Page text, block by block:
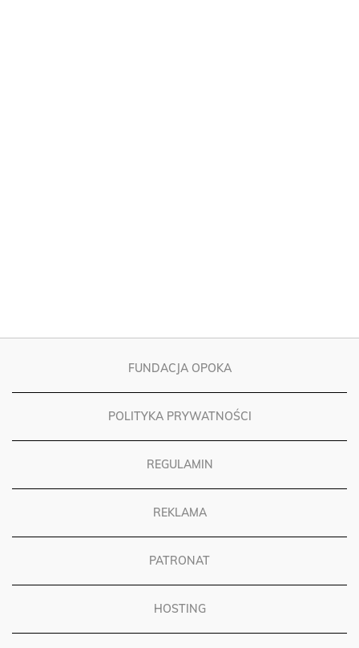
FUNDACJA OPOKA
POLITYKA PRYWATNOŚCI
REGULAMIN
REKLAMA
PATRONAT
HOSTING